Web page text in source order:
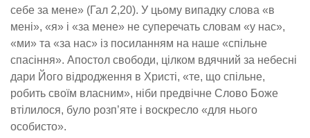
себе за мене» (Гал 2,20). У цьому випадку слова «в
мені», «я» і «за мене» не суперечать словам «у нас»,
«ми» та «за нас» із посиланням на наше «спільне
спасіння». Апостол свободи, цілком вдячний за небесні
дари Його відродження в Христі, «те, що спільне,
робить своїм власним», ніби предвічне Слово Боже
втілилося, було розп’яте і воскресло «для нього
особисто».